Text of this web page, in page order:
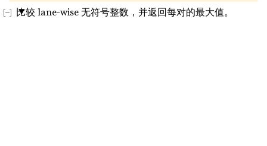
比较 lane-wise 无符号整数，并返回每对的最大值。